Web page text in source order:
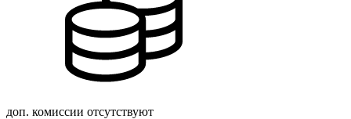
доп. комиссии отсутствуют